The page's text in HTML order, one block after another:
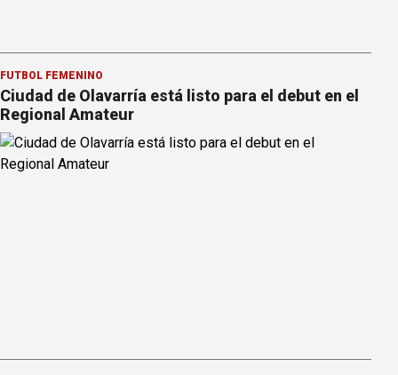
FÚTBOL FEMENINO
Ciudad de Olavarría está listo para el debut en el
Regional Amateur